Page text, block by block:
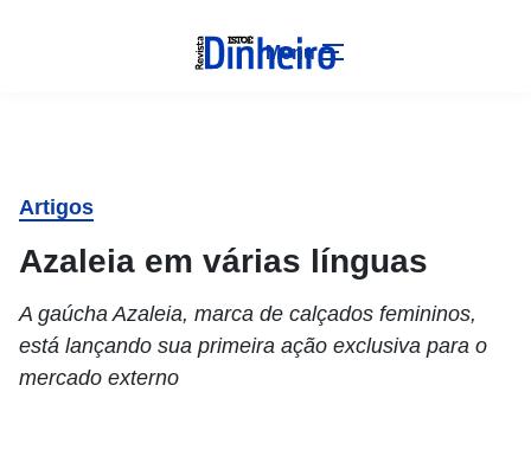
Menu
Artigos
Azaleia em várias línguas
A gaúcha Azaleia, marca de calçados femininos,
está lançando sua primeira ação exclusiva para o
mercado externo